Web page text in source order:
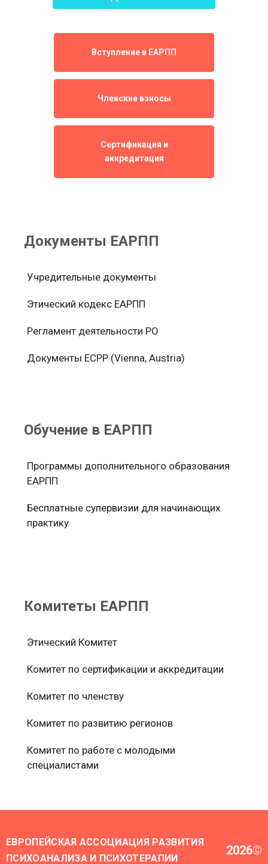
Вступление в ЕАРПП
Членские взносы
Сертификация и
аккредитация
Документы ЕАРПП
Учредительные документы
Этический кодекс ЕАРПП
Регламент деятельности РО
Документы ЕСРР (Vienna, Austria)
Обучение в ЕАРПП
Программы дополнительного образования
ЕАРПП
Бесплатные супервизии для начинающих
практику
Комитеты ЕАРПП
Этический Комитет
Комитет по сертификации и аккредитации
Комитет по членству
Комитет по развитию регионов
Комитет по работе с молодыми
специалистами
ЕВРОПЕЙСКАЯ АССОЦИАЦИЯ РАЗВИТИЯ
ПСИХОАНАЛИЗА И ПСИХОТЕРАПИИ
2026©